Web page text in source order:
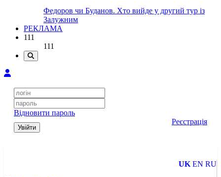
Федоров чи Буданов. Хто вийде у другий тур із
Залужним
РЕКЛАМА
111
111
Відновити пароль
Увійти
Реєстрація
UK EN RU